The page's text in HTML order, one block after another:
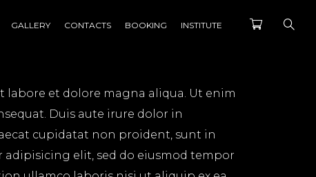
GALLERY CONTACTS BOOKING INSTITUTE
et dolore magna aliqua. Ut enim
Duis aute irure dolor in
cupidatat non proident, sunt in
elit, sed do eiusmod tempor